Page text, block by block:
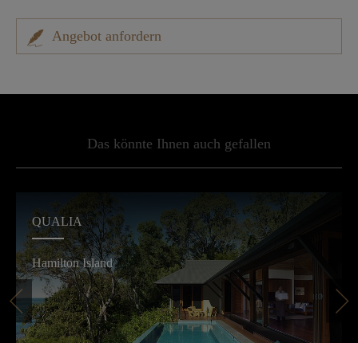
Angebot anfordern
Das könnte Ihnen auch gefallen
QUALIA
Hamilton Island